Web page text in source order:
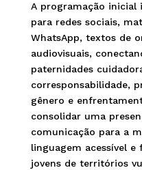
A programação
para redes sociais,
WhatsApp, textos de
audiovisuais,
paternidades
corresponsabilidade,
gênero e
consolidar uma
comunicação para a
linguagem acessível e
jovens de territórios